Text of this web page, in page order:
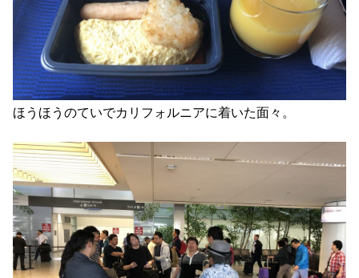
ほうほうのていでカリフォルニアに着いた面々。